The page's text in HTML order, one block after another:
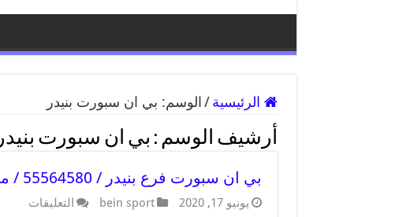
الرئيسية / الوسم: بي ان سبورت بنيدر
أرشيف الوسم : بي ان سبورت بنيدر
بي ان سبورت فرع بنيدر / 55564580 / موقع bein sport الرسمي
يونيو 17, 2020 bein sport التعليقات